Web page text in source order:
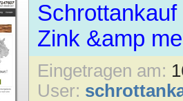
Schrottankauf
Zink &amp
Eingetragen am:
User: